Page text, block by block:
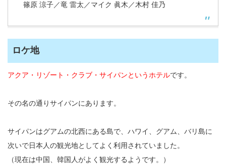
篠原 涼子／竜 雷太／マイク 眞木／木村 佳乃
ロケ地
アクア・リゾート・クラブ・サイパンというホテルです。
その名の通りサイパンにあります。
サイパンはグアムの北西にある島で、ハワイ、グアム、バリ島に
次いで日本人の観光地としてよく利用されていました。
（現在は中国、韓国人がよく観光するようです。）